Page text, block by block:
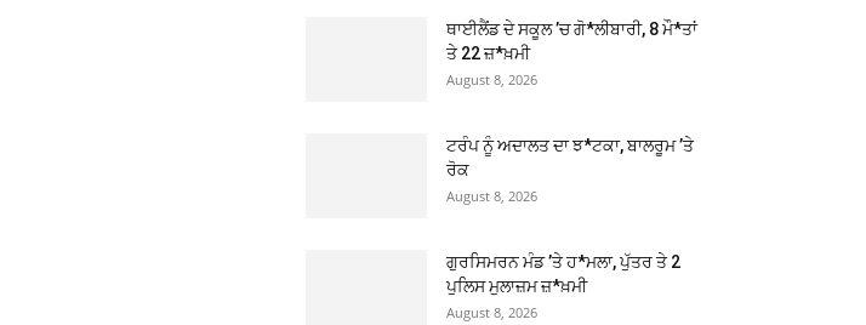
ਥਾਈਲੈਂਡ ਦੇ ਸਕੂਲ ’ਚ ਗੋ*ਲੀਬਾਰੀ, 8 ਮੌ*ਤਾਂ
ਤੇ 22 ਜ਼*ਖ਼ਮੀ
August 8, 2026
ਟਰੰਪ ਨੂੰ ਅਦਾਲਤ ਦਾ ਝ*ਟਕਾ, ਬਾਲਰੂਮ ’ਤੇ
ਰੋਕ
August 8, 2026
ਗੁਰਸਿਮਰਨ ਮੰਡ ’ਤੇ ਹ*ਮਲਾ, ਪੁੱਤਰ ਤੇ 2
ਪੁਲਿਸ ਮੁਲਾਜ਼ਮ ਜ਼*ਖ਼ਮੀ
August 8, 2026